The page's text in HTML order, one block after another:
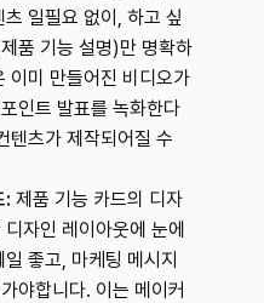
일필요 없이, 하고 싶
품 기능 설명)만 명확하
이미 만들어진 비디오가
인트 발표를 녹화한다
텐츠가 제작되어질 수
: 제품 기능 카드의 디자
자인 레이아웃에 눈에
좋고, 마케팅 메시지
야합니다. 이는 메이커